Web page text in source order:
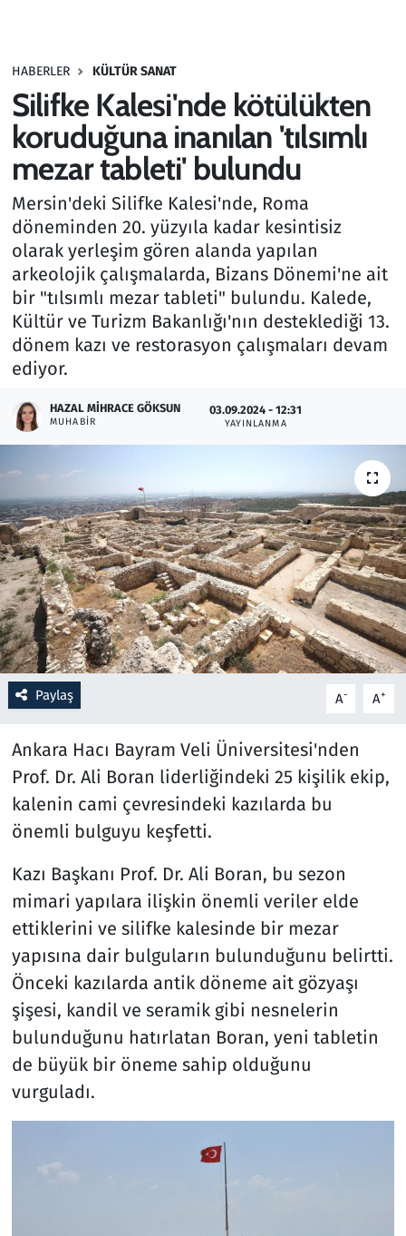
HABERLER KÜLTÜR SANAT
Silifke Kalesi'nde kötülükten
koruduğuna inanılan 'tılsımlı
mezar tableti' bulundu
Mersin'deki Silifke Kalesi'nde, Roma
döneminden 20. yüzyıla kadar kesintisiz
olarak yerleşim gören alanda yapılan
arkeolojik çalışmalarda, Bizans Dönemi'ne ait
bir "tılsımlı mezar tableti" bulundu. Kalede,
Kültür ve Turizm Bakanlığı'nın desteklediği 13.
dönem kazı ve restorasyon çalışmaları devam
ediyor.
HAZAL MIHRACE GÖKSUN
MUHABIR
03.09.2024 - 12:31
YAYINLANMA
Paylaş A- A+
Ankara Hacı Bayram Veli Üniversitesi'nden
Prof. Dr. Ali Boran liderliğindeki 25 kişilik ekip,
kalenin cami çevresindeki kazılarda bu
önemli bulguyu keşfetti.
Kazı Başkanı Prof. Dr. Ali Boran, bu sezon
mimari yapılara ilişkin önemli veriler elde
ettiklerini ve silifke kalesinde bir mezar
yapısına dair bulguların bulunduğunu belirtti.
Önceki kazılarda antik döneme ait gözyaşı
şişesi, kandil ve seramik gibi nesnelerin
bulunduğunu hatırlatan Boran, yeni tabletin
de büyük bir öneme sahip olduğunu
vurguladı.
Haber
Kültür Sanat
Kurumsal Haberler
Lezzet Durağı
Memur ve Kamu
Otomobil
Oyun
Ramazan
Resmi İlanlar
Rüya Tabirleri
Sağlık
Savunma Sanayi
Seçim 2023
Spor
Televizyon